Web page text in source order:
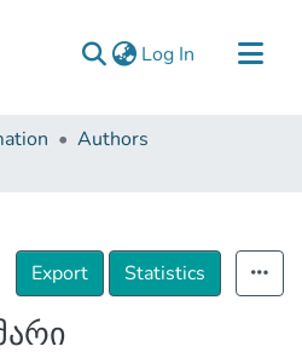
Log In (current)
Authors
Export Statistics